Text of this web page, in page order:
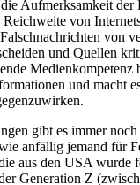
Aufmerksamkeit der
von
von
und Quellen
Medienkompetenz
und macht
gibt es immer
anfällig jemand für
aus den USA wurde
Generation Z